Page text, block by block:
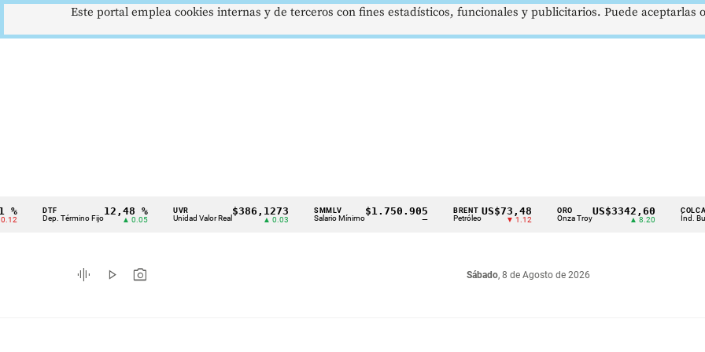
Cintillo
indicadores
económicos
Dep. Término Fijo
12,48 %
▲ 0.05 Unidad Valor Real
$386,1273
▲ 0.03
SMMLV
Salario Mínimo
$1.750.905 BRENT
Petróleo
US$73,48
▼ 1.12 Onza Troy
US$3342,60
▲ 8.20
COLCAP
Índ. Bursátil
graphic_eq play_arrow photo_camera Sábado, 8 de Agosto de 2026
Este portal emplea cookies internas y de terceros con fines estadísticos, funcionales y publicitarios. Puede aceptarlas